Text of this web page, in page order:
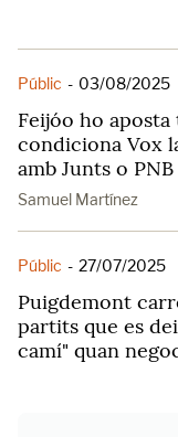
Públic - 03/08/2025
Feijóo ho
condiciona Vox
amb Junts o PNB
Samuel Martínez
Públic - 27/07/2025
Puigdemont
partits que es
camí" quan